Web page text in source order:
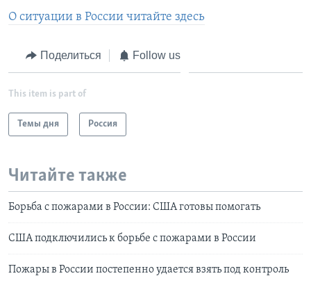
О ситуации в России читайте здесь
Поделиться Follow us
This item is part of
Темы дня Россия
Читайте также
Борьба с пожарами в России: США готовы помогать
США подключились к борьбе с пожарами в России
Пожары в России постепенно удается взять под контроль